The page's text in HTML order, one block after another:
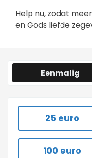
Help nu, zodat
en Gods liefde
Eenmalig
25 euro
100 euro